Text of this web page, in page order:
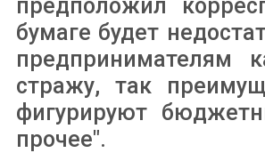
предположил
бумаге будет
предпринимателям
стражу, так
фигурируют
прочее".